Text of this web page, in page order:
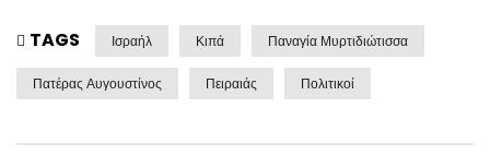
TAGS Ισραήλ Κιπά Παναγία Μυρτιδιώτισσα
Πατέρας Αυγουστίνος Πειραιάς Πολιτικοί